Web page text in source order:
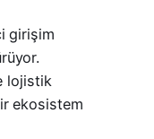
girişim
lojistik
ekosistem